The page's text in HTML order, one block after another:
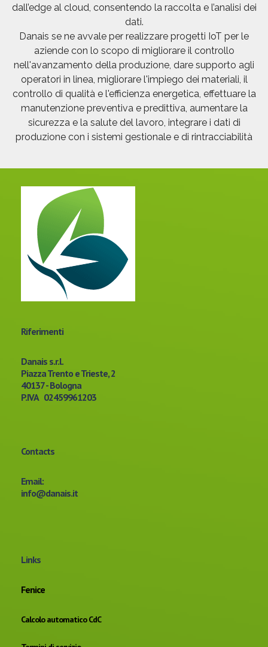
dall’edge al cloud, consentendo la raccolta e l’analisi dei
dati.
Danais se ne avvale per realizzare progetti IoT per le
aziende con lo scopo di migliorare il controllo
nell'avanzamento della produzione, dare supporto agli
operatori in linea, migliorare l'impiego dei materiali, il
controllo di qualità e l'efficienza energetica, effettuare la
manutenzione preventiva e predittiva, aumentare la
sicurezza e la salute del lavoro, integrare i dati di
produzione con i sistemi gestionale e di rintracciabilità
Riferimenti
Danais s.r.l.
Piazza Trento e Trieste, 2
40137 - Bologna
P.IVA 02459961203
Contacts
Email:
info@danais.it
Links
Fenice
Calcolo automatico CdC